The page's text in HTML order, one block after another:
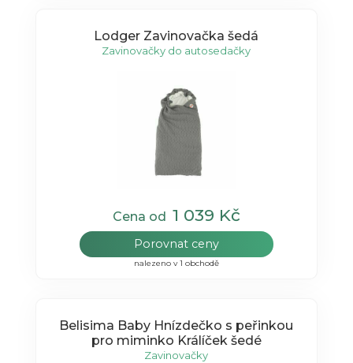
Lodger Zavinovačka šedá
Zavinovačky do autosedačky
Cena od 1 039 Kč
Porovnat ceny
nalezeno v 1 obchodě
Belisima Baby Hnízdečko s peřinkou
pro miminko Králíček šedé
Zavinovačky